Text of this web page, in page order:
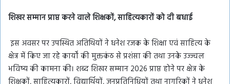
शिखर सम्मान प्राप्त करने वाले शिक्षकों, साहित्यकारों को दी बधाई
इस अवसर पर उपस्थित अतिथियों ने धनेश रजक के शिक्षा एवं साहित्य के
क्षेत्र में किए जा रहे कार्यों की मुक्तकंठ से प्रशंसा की तथा उनके उज्ज्वल
भविष्य की कामना की। शब्द शिखर सम्मान 2026 प्राप्त होने पर क्षेत्र के